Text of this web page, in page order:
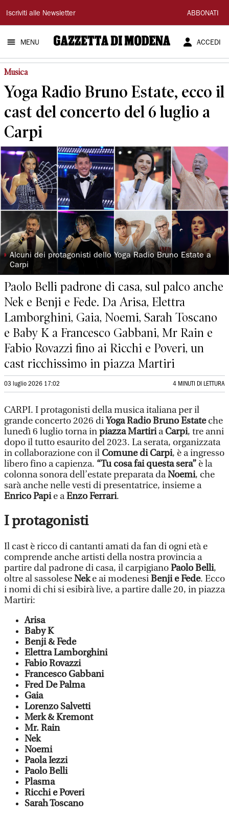
Gazzetta
di
Modena
Iscriviti alle Newsletter ABBONATI
MENU ACCEDI
Musica
Yoga Radio Bruno Estate, ecco il
cast del concerto del 6 luglio a
Carpi
◗Alcuni dei protagonisti dello Yoga Radio Bruno Estate a
Carpi
Paolo Belli padrone di casa, sul palco anche
Nek e Benji e Fede. Da Arisa, Elettra
Lamborghini, Gaia, Noemi, Sarah Toscano
e Baby K a Francesco Gabbani, Mr Rain e
Fabio Rovazzi fino ai Ricchi e Poveri, un
cast ricchissimo in piazza Martiri
03 luglio 2026 17:02 4 MINUTI DI LETTURA
CARPI. I protagonisti della musica italiana per il
grande concerto 2026 diYoga Radio Bruno Estateche
lunedì 6 luglio torna inpiazza MartiriaCarpi, tre anni
dopo il tutto esaurito del 2023. La serata, organizzata
in collaborazione con il Comune di Carpi, è a ingresso
libero fino a capienza. “Tu cosa fai questa sera” è la
colonna sonora dell’estate preparata daNoemi, che
sarà anche nelle vesti di presentatrice, insieme a
Enrico Papie aEnzo Ferrari.
I protagonisti
Il cast è ricco di cantanti amati da fan di ogni età e
comprende anche artisti della nostra provincia a
partire dal padrone di casa, il carpigianoPaolo Belli,
oltre al sassoleseNeke ai modenesiBenji e Fede. Ecco
i nomi di chi si esibirà live, a partire dalle 20, in piazza
Martiri:
Arisa
Baby K
Benji & Fede
Elettra Lamborghini
Fabio Rovazzi
Francesco Gabbani
Fred De Palma
Gaia
Lorenzo Salvetti
Merk & Kremont
Mr. Rain
Nek
Noemi
Paola Iezzi
Paolo Belli
Plasma
Ricchi e Poveri
Sarah Toscano